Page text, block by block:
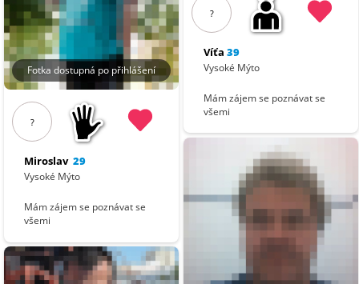
Fotka dostupná po přihlášení
?
Miroslav 29
Vysoké Mýto
Mám zájem se poznávat se
všemi
?
Víťa 39
Vysoké Mýto
Mám zájem se poznávat se
všemi